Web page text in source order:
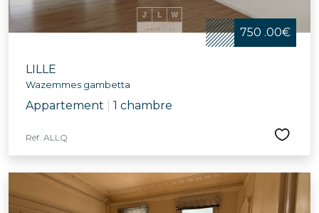
750 .00€
LILLE
Wazemmes gambetta
Appartement 1 chambre
Réf. ALLQ